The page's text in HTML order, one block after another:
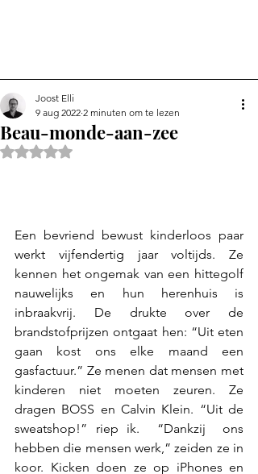
Beau-monde-aan-zee
Joost Elli
9 aug 2022 2 minuten om te lezen
Beoordeeld met NaN uit 5 sterren.
Een bevriend bewust kinderloos paar
werkt vijfendertig jaar voltijds. Ze
kennen het ongemak van een hittegolf
nauwelijks en hun herenhuis is
inbraakvrij. De drukte over de
brandstofprijzen ontgaat hen: “Uit eten
gaan kost ons elke maand een
gasfactuur.” Ze menen dat mensen met
kinderen niet moeten zeuren. Ze
dragen BOSS en Calvin Klein. “Uit de
sweatshop!” riep ik.  “Dankzij  ons
hebben die mensen werk,” zeiden ze in
koor. Kicken doen ze op iPhones en